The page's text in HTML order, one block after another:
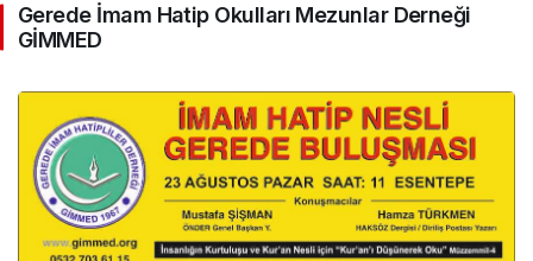
Gündüz Modu
Gündüz modunu seçin.
Gece Modu
Gece modunu seçin.
Gerede İmam Hatip Okulları Mezunlar Derneği
GİMMED